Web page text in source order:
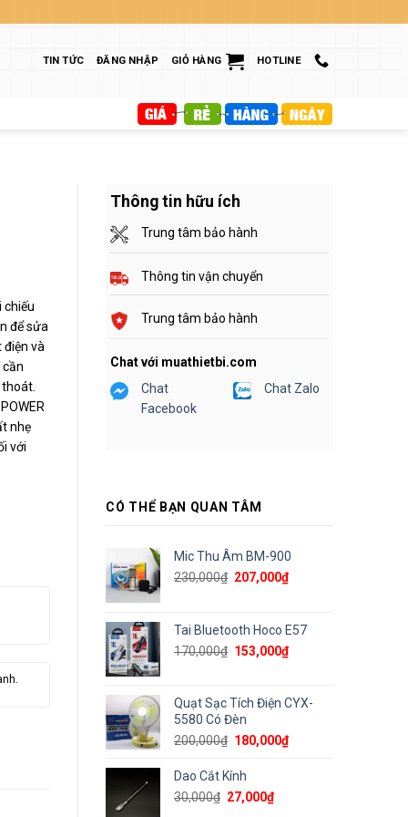
TIN TỨC ĐĂNG NHẬP GIỎ HÀNG HOTLINE
Thông tin hữu ích
Trung tâm bảo hành
Thông tin vận chuyển
Trung tâm bảo hành
Chat với muathietbi.com
Chat
Facebook
Chat Zalo
CÓ THỂ BẠN QUAN TÂM
Mic Thu Âm BM-900
230,000₫ Giá
230,000₫.
207,000₫Giá
là:
Tai Bluetooth Hoco E57
170,000₫ Giá
170,000₫.
153,000₫Giá
là:
Quạt Sạc Tích Điện CYX-
5580 Có Đèn
200,000₫ Giá
là:
200,000₫.
180,000₫Giá
Dao Cắt Kính
30,000₫ Giá
27,000₫Giá
chiếu
để sửa
điện và
cần
thoát.
nhẹ
với